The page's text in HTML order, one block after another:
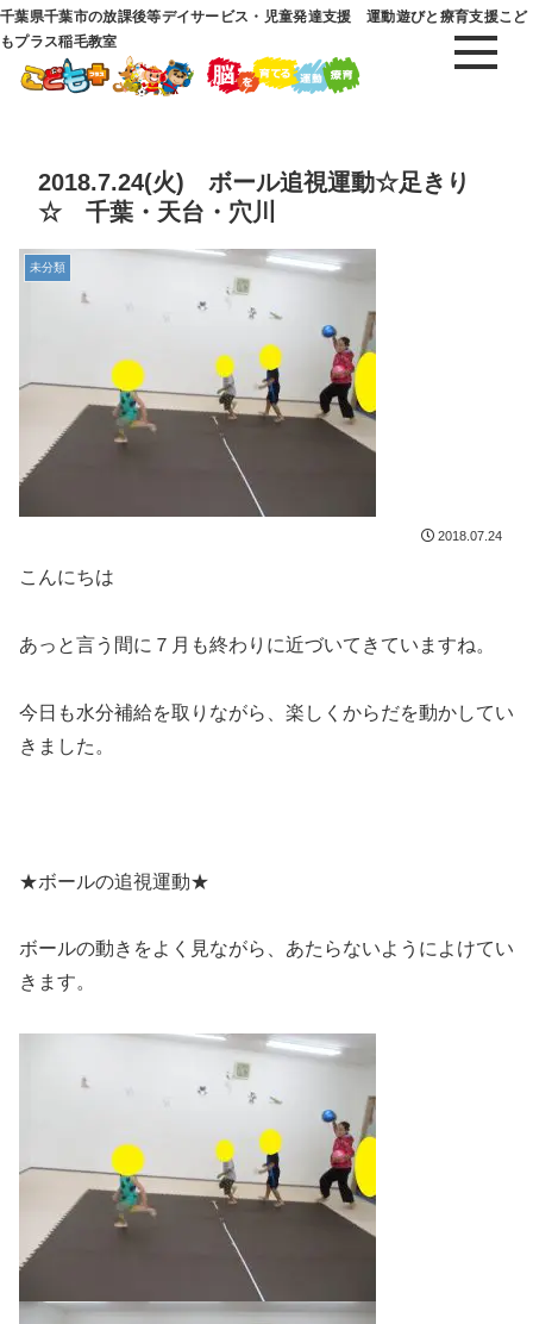
千葉県千葉市の放課後等デイサービス・児童発達支援 運動遊びと療育支援こど
もプラス稲毛教室
2018.7.24(火) ボール追視運動☆足きり
☆ 千葉・天台・穴川
未分類
2018.07.24
こんにちは
あっと言う間に７月も終わりに近づいてきていますね。
今日も水分補給を取りながら、楽しくからだを動かしてい
きました。
★ボールの追視運動★
ボールの動きをよく見ながら、あたらないようによけてい
きます。